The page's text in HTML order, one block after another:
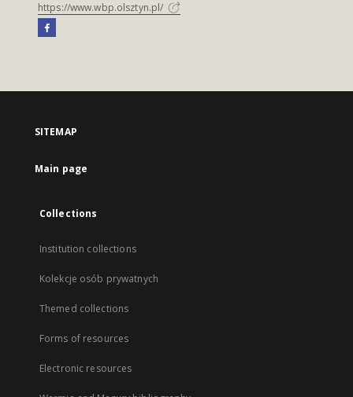
https://www.wbp.olsztyn.pl/
SITEMAP
Main page
Collections
Institution collections
Kolekcje osób prywatnych
Themed collections
Forms of resources
Electronic resources